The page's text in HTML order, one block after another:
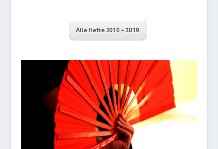
Alle Hefte 2010 – 2019